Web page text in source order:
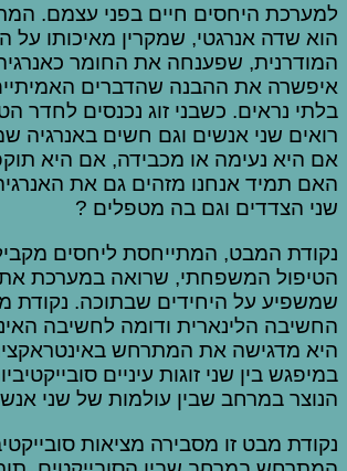
למערכת היחסים חיים בפני עצמם.
הוא שדה אנרגטי, שמקרין מאיכותו על
המודרנית, שפענחה את החומר
איפשרה את ההבנה שהדברים
בלתי נראים. כשבני זוג נכנסים לחדר
רואים שני אנשים וגם חשים באנרגיה
אם היא נעימה או מכבידה, אם היא
האם תמיד אנחנו מזהים גם את
שני הצדדים וגם בה מטפלים ?
נקודת המבט, המתייחסת ליחסים
הטיפול המשפחתי, שרואה במערכת את
שמשפיע על היחידים שבתוכה. נקודת
החשיבה הלינארית ודומה לחשיבה
היא מדגישה את המתרחש
במיפגש בין שני זוגות עיניים
הנוצר במרחב שבין עולמות של שני
נקודת מבט זו מסבירה מציאות